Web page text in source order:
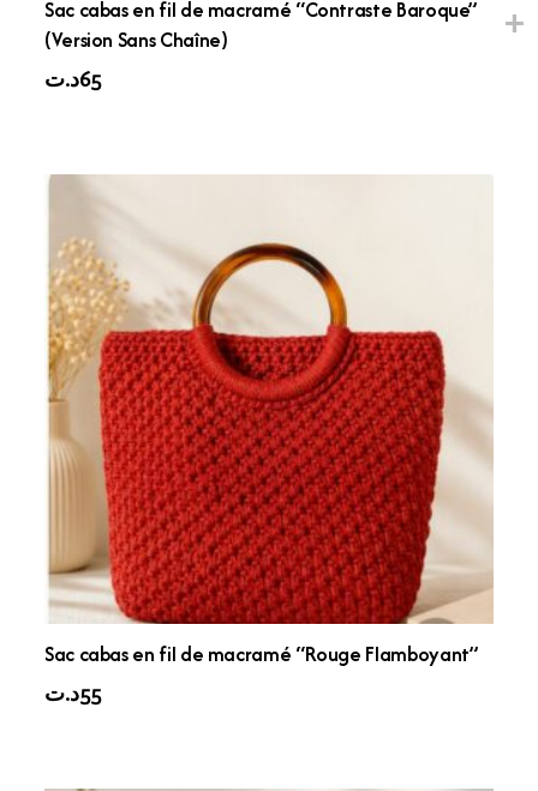
Sac cabas en fil de macramé “Contraste Baroque”
(Version Sans Chaîne)
65د.ت
Sac cabas en fil de macramé “Rouge Flamboyant”
55د.ت